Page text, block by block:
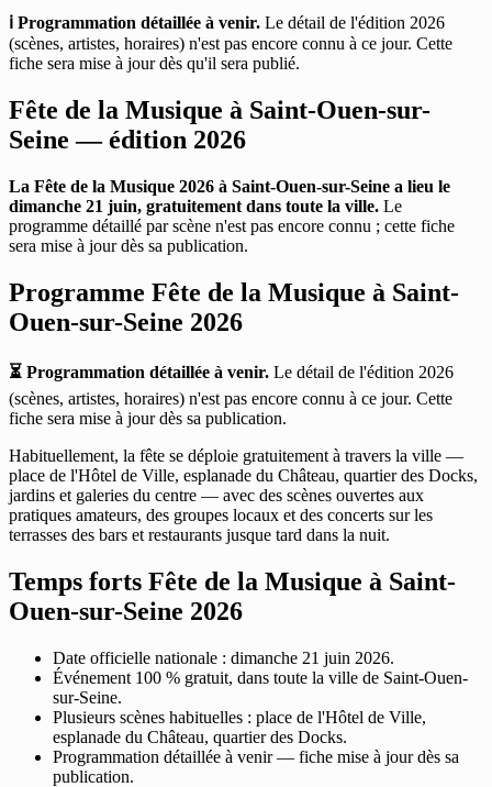
ℹ️ Programmation détaillée à venir. Le détail de l'édition 2026
(scènes, artistes, horaires) n'est pas encore connu à ce jour. Cette
fiche sera mise à jour dès qu'il sera publié.
Fête de la Musique à Saint-Ouen-sur-
Seine — édition 2026
La Fête de la Musique 2026 à Saint-Ouen-sur-Seine a lieu le
dimanche 21 juin, gratuitement dans toute la ville. Le
programme détaillé par scène n'est pas encore connu ; cette fiche
sera mise à jour dès sa publication.
Programme Fête de la Musique à Saint-
Ouen-sur-Seine 2026
⏳ Programmation détaillée à venir. Le détail de l'édition 2026
(scènes, artistes, horaires) n'est pas encore connu à ce jour. Cette
fiche sera mise à jour dès sa publication.
Habituellement, la fête se déploie gratuitement à travers la ville —
place de l'Hôtel de Ville, esplanade du Château, quartier des Docks,
jardins et galeries du centre — avec des scènes ouvertes aux
pratiques amateurs, des groupes locaux et des concerts sur les
terrasses des bars et restaurants jusque tard dans la nuit.
Temps forts Fête de la Musique à Saint-
Ouen-sur-Seine 2026
Date officielle nationale : dimanche 21 juin 2026.
Événement 100 % gratuit, dans toute la ville de Saint-Ouen-
sur-Seine.
Plusieurs scènes habituelles : place de l'Hôtel de Ville,
esplanade du Château, quartier des Docks.
Programmation détaillée à venir — fiche mise à jour dès sa
publication.